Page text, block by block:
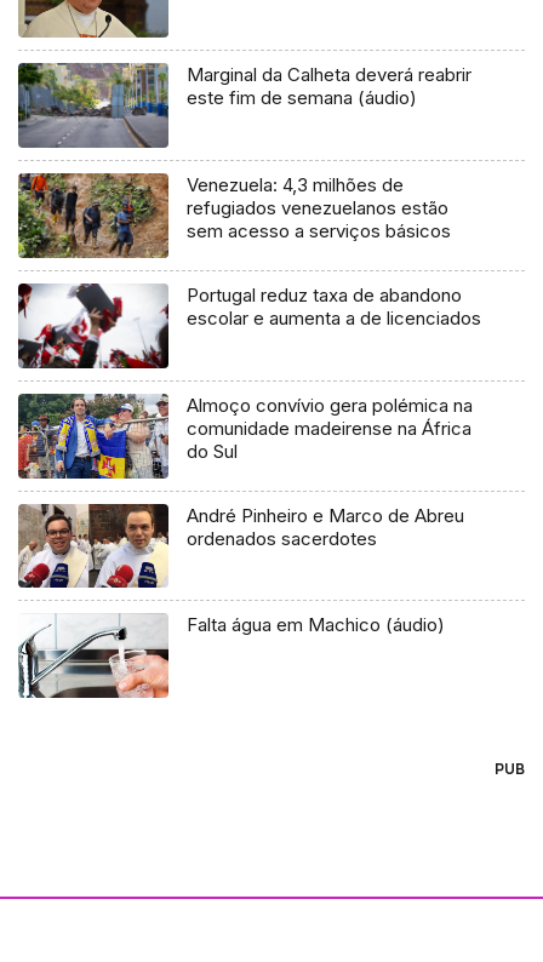
Marginal da Calheta deverá reabrir
este fim de semana (áudio)
Venezuela: 4,3 milhões de
refugiados venezuelanos estão
sem acesso a serviços básicos
Portugal reduz taxa de abandono
escolar e aumenta a de licenciados
Almoço convívio gera polémica na
comunidade madeirense na África
do Sul
André Pinheiro e Marco de Abreu
ordenados sacerdotes
Falta água em Machico (áudio)
PUB